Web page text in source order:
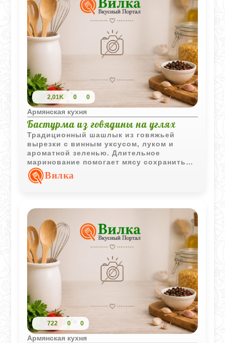
2,01K 0 0
Армянская кухня
Бастурма из говядины на углях
Традиционный шашлык из говяжьей
вырезки с винным уксусом, луком и
ароматной зеленью. Длительное
маринование помогает мясу сохранить
сочность и выразительный вкус во
время приготовления на углях.
Вилка
722 0 0
Армянская кухня